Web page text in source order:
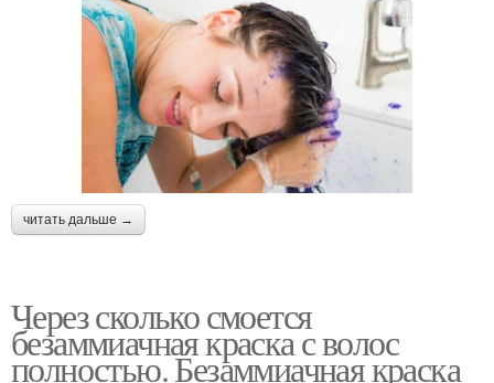
читать дальше →
Через сколько смоется
безаммиачная краска с волос
полностью. Безаммиачная краска